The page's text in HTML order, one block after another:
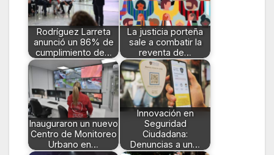
Rodríguez Larreta
anunció un 86% de
cumplimiento de…
La justicia porteña
sale a combatir la
reventa de…
Inauguraron un nuevo
Centro de Monitoreo
Urbano en…
Innovación en
Seguridad
Ciudadana:
Denuncias a un…